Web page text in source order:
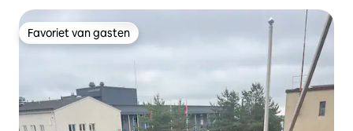
Favoriet van gasten
Favoriet van gasten